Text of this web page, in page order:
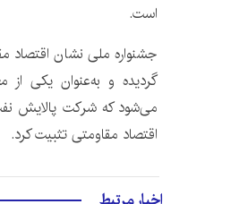
است.
جشنواره ملی نشان اقتصاد
گردیده و به‌عنوان یکی از
می‌شود که شرکت پالایش نفت
اقتصاد مقاومتی تثبیت کرد.